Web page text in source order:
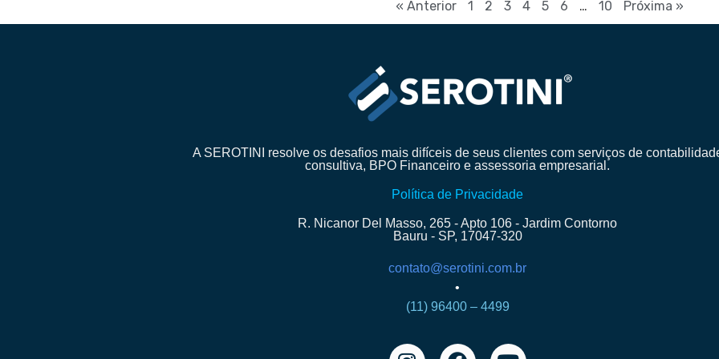
« Anterior 1 2 3 4 5 6 … 10 Próxima »
A SEROTINI resolve os desafios mais difíceis de seus clientes com serviços de
consultiva, BPO Financeiro e assessoria empresarial.
Política de Privacidade
R. Nicanor Del Masso, 265 - Apto 106 - Jardim Contorno
Bauru - SP, 17047-320
contato@serotini.com.br
•
(11) 96400 – 4499